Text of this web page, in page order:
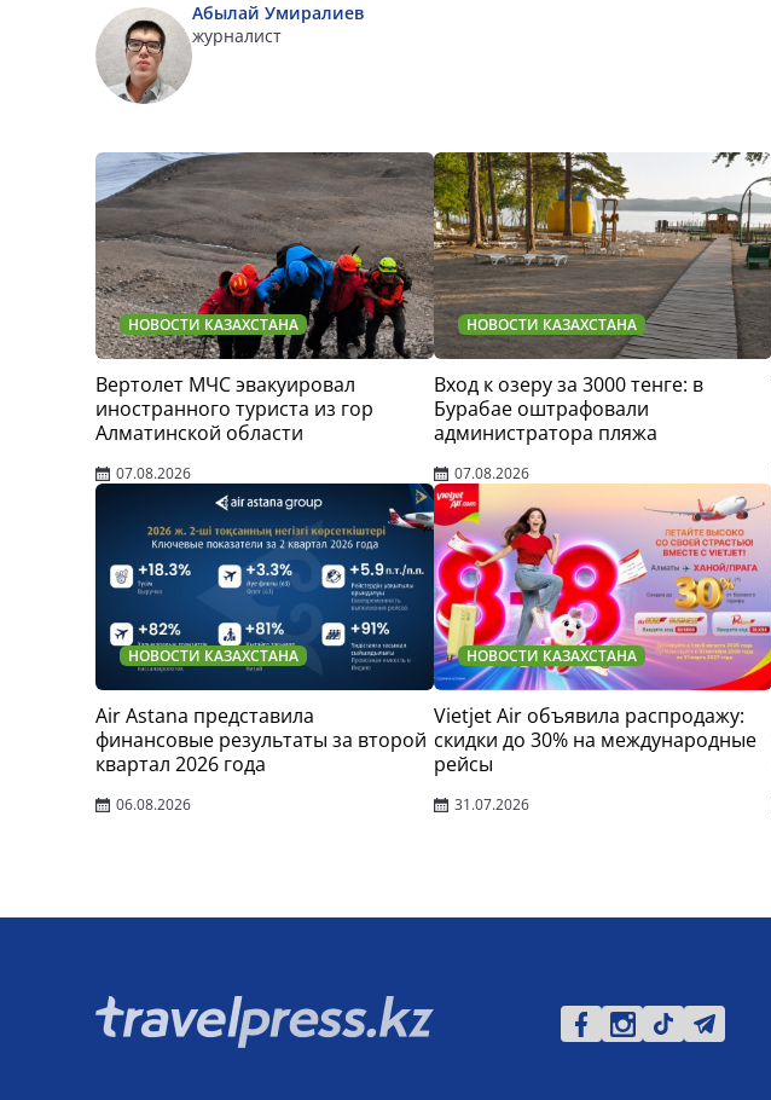
Абылай Умиралиев
журналист
НОВОСТИ КАЗАХСТАНА
Вертолет МЧС эвакуировал
иностранного туриста из гор
Алматинской области
07.08.2026
НОВОСТИ КАЗАХСТАНА
Вход к озеру за 3000 тенге: в
Бурабае оштрафовали
администратора пляжа
07.08.2026
НОВОСТИ КАЗАХСТАНА
Air Astana представила
финансовые результаты за второй
квартал 2026 года
06.08.2026
НОВОСТИ КАЗАХСТАНА
Vietjet Air объявила распродажу:
скидки до 30% на международные
рейсы
31.07.2026